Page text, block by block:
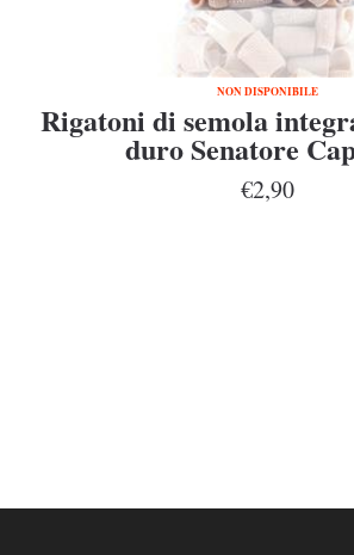
NON DISPONIBILE
Rigatoni di semola
duro Senatore
€2,90